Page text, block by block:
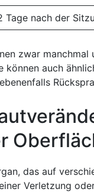
Tage ⁤nach der
zwar manchmal
können auch⁤
das auf
Verletzung